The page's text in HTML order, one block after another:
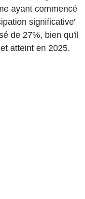
ayant commencé
significative'
de 27%, bien qu'il
atteint en 2025.